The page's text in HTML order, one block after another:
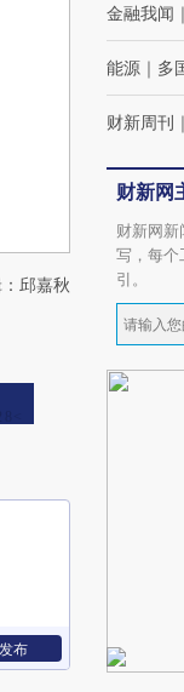
邱嘉秋
发布
金融我闻 ｜
能源 ｜ 多
财新周刊 ｜
财新网
财新网
写，每个
引。